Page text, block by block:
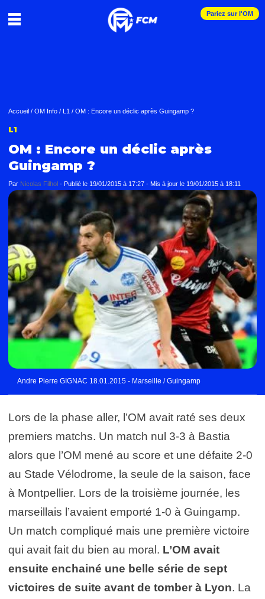
Pariez sur l'OM
Accueil / OM Info / L1 / OM : Encore un déclic après Guingamp ?
L1
OM : Encore un déclic après
Guingamp ?
Par Nicolas Filhol - Publié le 19/01/2015 à 17:27 - Mis à jour le 19/01/2015 à 18:11
Andre Pierre GIGNAC 18.01.2015 - Marseille / Guingamp
Lors de la phase aller, l’OM avait raté ses deux
premiers matchs. Un match nul 3-3 à Bastia
alors que l’OM mené au score et une défaite 2-0
au Stade Vélodrome, la seule de la saison, face
à Montpellier. Lors de la troisième journée, les
marseillais l’avaient emporté 1-0 à Guingamp.
Un match compliqué mais une première victoire
qui avait fait du bien au moral. L’OM avait
ensuite enchainé une belle série de sept
victoires de suite avant de tomber à Lyon. La